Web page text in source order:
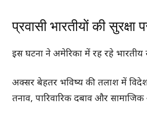
प्रवासी भारतीयों की सुरक्षा
इस घटना ने अमेरिका में रह रहे भारतीय
अक्सर बेहतर भविष्य की तलाश में
तनाव, पारिवारिक दबाव और